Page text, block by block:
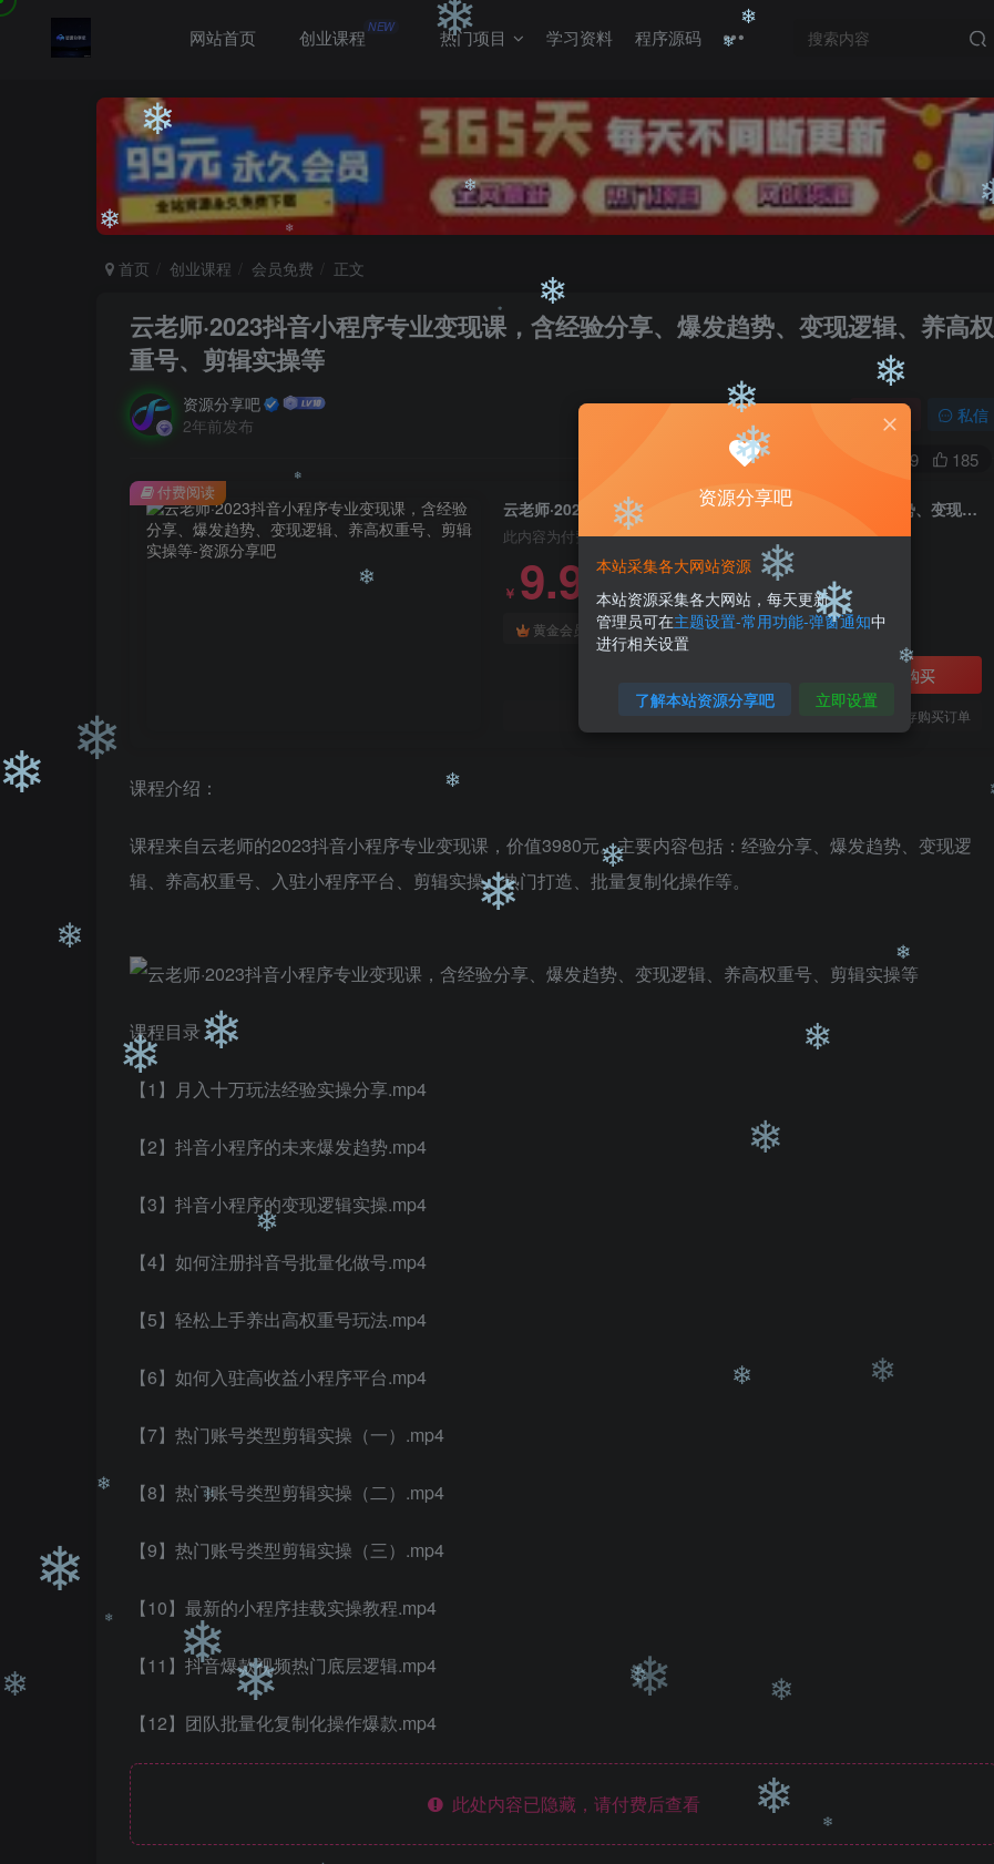
网站首页 创业课程 NEW 热门项目 学习资料 程序源码
首页 创业课程 会员免费 正文
云老师·2023抖音小程序专业变现课，含经验分享、爆发趋势、变现逻辑、养高权
重号、剪辑实操等
资源分享吧
2年前发布
关注 私信
739 185
云老师·2023抖音小程序专业变现课，含经验分享、爆发趋势、变现逻辑、养高权重号、剪辑实操等
此内容为付费阅读，请付费后查看
￥ 9.9 ￥99
黄金会员 免费 钻石会员免费
立即购买
您当前未登录！建议登陆后购买，可保存购买订单
付费阅读
课程介绍：
课程来自云老师的2023抖音小程序专业变现课，价值3980元。主要内容包括：经验分享、爆发趋势、变现逻
辑、养高权重号、入驻小程序平台、剪辑实操、热门打造、批量复制化操作等。
课程目录：
【1】月入十万玩法经验实操分享.mp4
【2】抖音小程序的未来爆发趋势.mp4
【3】抖音小程序的变现逻辑实操.mp4
【4】如何注册抖音号批量化做号.mp4
【5】轻松上手养出高权重号玩法.mp4
【6】如何入驻高收益小程序平台.mp4
【7】热门账号类型剪辑实操（一）.mp4
【8】热门账号类型剪辑实操（二）.mp4
【9】热门账号类型剪辑实操（三）.mp4
【10】最新的小程序挂载实操教程.mp4
【11】抖音爆款视频热门底层逻辑.mp4
【12】团队批量化复制化操作爆款.mp4
此处内容已隐藏，请付费后查看
资源分享吧
本站采集各大网站资源
本站资源采集各大网站，每天更新
管理员可在主题设置-常用功能-弹窗通知中
进行相关设置
了解本站资源分享吧 立即设置
❄
❄ ❄ ❄
❄
❄
❄
❄
❄ ❄
❄
❄
❄
❄
❄
❄
❄ ❄
❄
❄
❄
❄
❄